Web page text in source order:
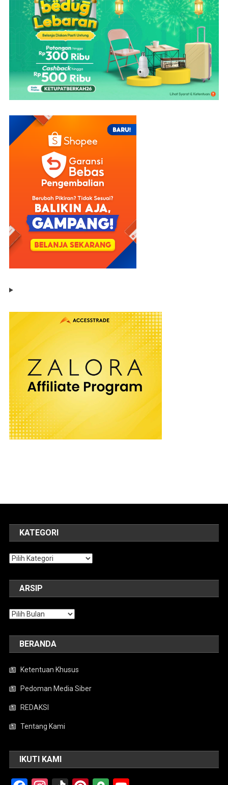
KATEGORI
Kategori
ARSIP
Arsip
BERANDA
Ketentuan Khusus
Pedoman Media Siber
REDAKSI
Tentang Kami
IKUTI KAMI